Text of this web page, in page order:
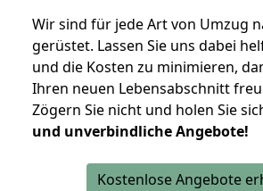
Wir sind für jede Art von Umzug
gerüstet. Lassen Sie uns dabei
und die Kosten zu minimieren,
Ihren neuen Lebensabschnitt
Zögern Sie nicht und holen Sie
und unverbindliche Angebote!
Kostenlose Angebote